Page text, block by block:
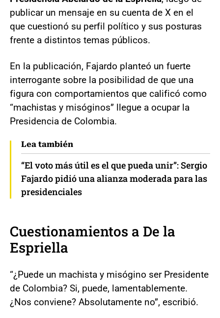
publicar un mensaje en su cuenta de X en el
que cuestionó su perfil político y sus posturas
frente a distintos temas públicos.
En la publicación, Fajardo planteó un fuerte
interrogante sobre la posibilidad de que una
figura con comportamientos que calificó como
“machistas y misóginos” llegue a ocupar la
Presidencia de Colombia.
Lea también
“El voto más útil es el que pueda unir”: Sergio
Fajardo pidió una alianza moderada para las
presidenciales
Cuestionamientos a De la
Espriella
“¿Puede un machista y misógino ser Presidente
de Colombia? Si, puede, lamentablemente.
¿Nos conviene? Absolutamente no”, escribió.